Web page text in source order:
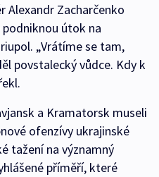
Alexandr Zacharčenko
útok na
„Vrátíme se tam,
povstalecký vůdce. Kdy k
a Kramatorsk museli
ofenzívy ukrajinské
tažení na významný
příměří, které